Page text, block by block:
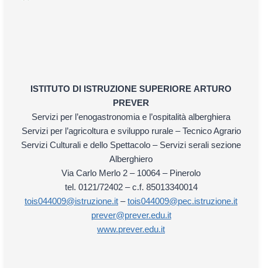
ISTITUTO DI ISTRUZIONE SUPERIORE ARTURO
PREVER
Servizi per l’enogastronomia e l’ospitalità alberghiera
Servizi per l’agricoltura e sviluppo rurale – Tecnico Agrario
Servizi Culturali e dello Spettacolo – Servizi serali sezione
Alberghiero
Via Carlo Merlo 2 – 10064 – Pinerolo
tel. 0121/72402 – c.f. 85013340014
tois044009@istruzione.it –tois044009@pec.istruzione.it
prever@prever.edu.it
www.prever.edu.it